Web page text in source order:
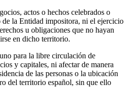
actos o hechos celebrados o
la Entidad impositora, ni el ejercicio
u obligaciones que no hayan
en dicho territorio.
para la libre circulación de
y capitales, ni afectar de manera
de las personas o la ubicación
del territorio español, sin que ello